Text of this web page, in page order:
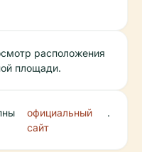
расположения
площади.
официальный
сайт
.